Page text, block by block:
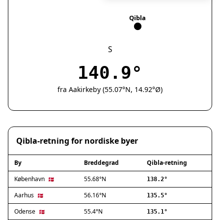
Helsingør
Hørsholm
Næstved
Viborg
Køge
Holstebro
Taastrup
Sønderborg
Holbæk
Svendborg
Hjørring
Frederikshavn
Nørresundby
S
Qibla
140.9°
fra Aakirkeby (55.07°N, 14.92°Ø)
Qibla-retning for nordiske byer
By Breddegrad
Qibla-retning
København 🇩🇰 55.68°N 138.2°
Aarhus 🇩🇰 56.16°N 135.5°
Odense 🇩🇰 55.4°N 135.1°